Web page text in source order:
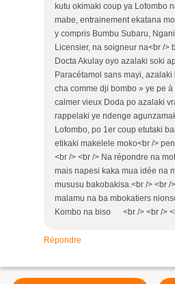
kutu okimaki coup ya Lofombo
mabe, entrainement ekatana
y compris Bumbu Subaru,
Licensier, na soigneur na<br />
Docta Akulay oyo azalaki soki
Paracétamol sans mayi,
cha comme dji bombo » ye pe
calmer vieux Doda po azalaki
rappelaki ye ndenge
Lofombo, po 1er coup etutaki
etikaki makelele moko<br />
<br /> <br /> Na répondre na
mais napesi kaka mua idée na
mususu bakobakisa.<br /> <br /
malamu na ba mbokatiers
Kombo na biso <br /> <br />
Répondre